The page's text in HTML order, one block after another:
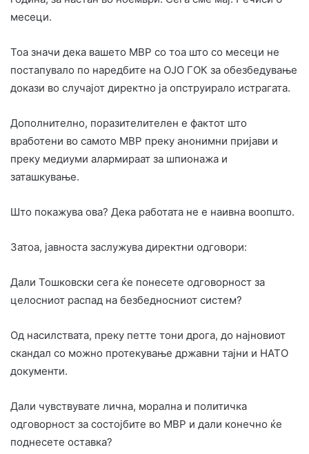
месеци.
Тоа значи дека вашето МВР со тоа што со месеци не
постапувало по наредбите на ОЈО ГОК за обезбедување
докази во случајот директно ја опструирало истрагата.
Дополнително, поразителителен е фактот што
вработени во самото МВР преку анонимни пријави и
преку медиуми алармираат за шпионажа и
заташкување.
Што покажува ова? Дека работата не е наивна воопшто.
Затоа, јавноста заслужува директни одговори:
Дали Тошковски сега ќе понесете одговорност за
целосниот распад на безбедносниот систем?
Од насилствата, преку петте тони дрога, до најновиот
скандал со можно протекување државни тајни и НАТО
документи.
Дали чувствувате лична, морална и политичка
одговорност за состојбите во МВР и дали конечно ќе
поднесете оставка?